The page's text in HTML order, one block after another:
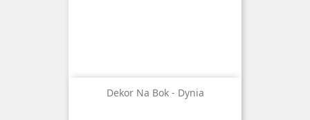
Dekor Na Bok - Dynia